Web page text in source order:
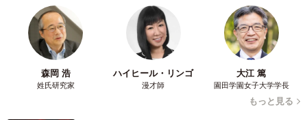
森岡 浩
姓氏研究家
ハイヒール・リンゴ
漫才師
大江 篤
園田学園女子大学学長
もっと見る